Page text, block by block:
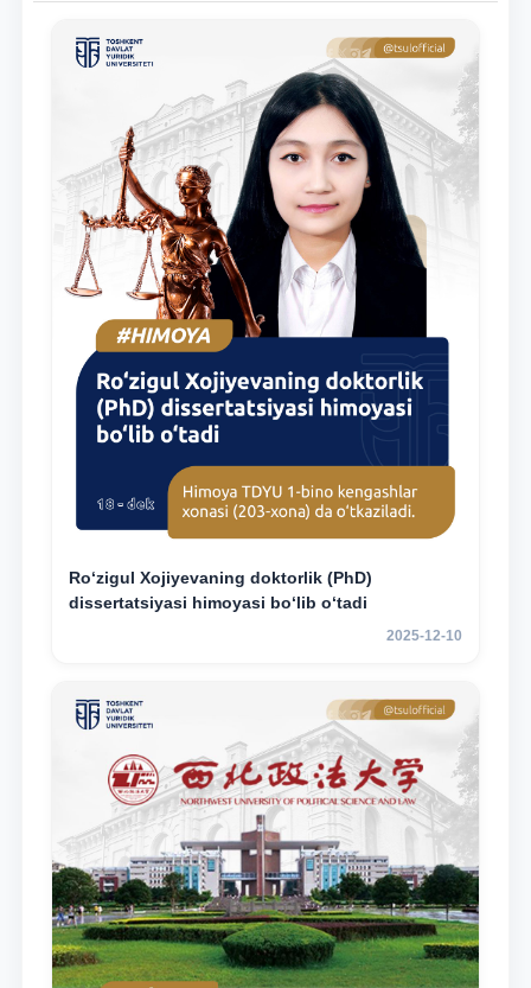
Ro‘zigul Xojiyevaning doktorlik (PhD)
dissertatsiyasi himoyasi bo‘lib o‘tadi
2025-12-10